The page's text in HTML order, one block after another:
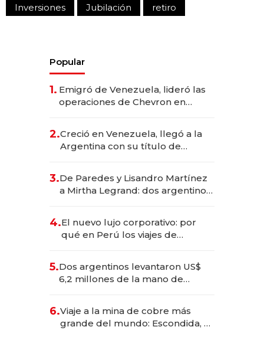
Inversiones Jubilación retiro
Popular
1. Emigró de Venezuela, lideró las
operaciones de Chevron en
2.Creció en Venezuela, llegó a la
Argentina con su título de
las marcas "fast premium"
3.De Paredes y Lisandro Martínez
a Mirtha Legrand: dos argentinos
4.El nuevo lujo corporativo: por
qué en Perú los viajes de
para convertirse en experiencias
transformadoras
5.Dos argentinos levantaron US$
6,2 millones de la mano de
6.Viaje a la mina de cobre más
grande del mundo: Escondida, el